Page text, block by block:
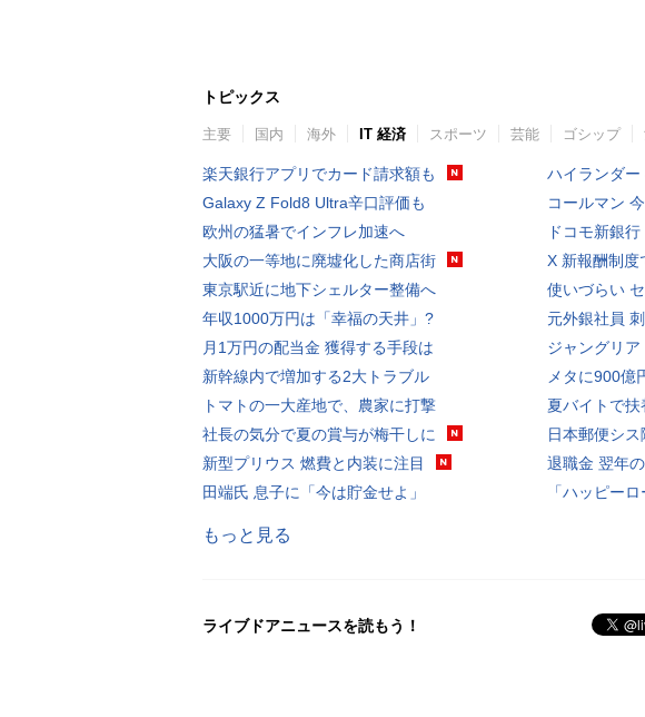
トピックス
主要 国内 海外 IT 経済 スポーツ 芸能 ゴシップ
楽天銀行アプリでカード請求額も
Galaxy Z Fold8 Ultra辛口評価も
欧州の猛暑でインフレ加速へ
大阪の一等地に廃墟化した商店街
東京駅近に地下シェルター整備へ
年収1000万円は「幸福の天井」?
月1万円の配当金 獲得する手段は
新幹線内で増加する2大トラブル
トマトの一大産地で、農家に打撃
社長の気分で夏の賞与が梅干しに
新型プリウス 燃費と内装に注目
田端氏 息子に「今は貯金せよ」
ハイランダ
コールマン
ドコモ新銀
X 新報酬制度
使いづらい
元外銀社員
ジャングリ
メタに900億
夏バイトで
日本郵便シ
退職金 翌年
「ハッピー
もっと見る
ライブドアニュースを読もう！